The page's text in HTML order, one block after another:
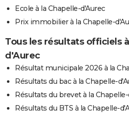
Ecole à la Chapelle-d'Aurec
Prix immobilier à la Chapelle-
Tous les résultats officiels
d'Aurec
Résultat municipale 2026 à la
Résultats du bac à la Chapelle-
Résultats du brevet à la
Résultats du BTS à la Chapelle-